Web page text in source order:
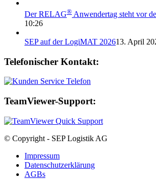
Der RELAG® Anwendertag steht vor
10:26
SEP auf der LogiMAT 202613. April
Telefonischer Kontakt:
TeamViewer-Support:
© Copyright - SEP Logistik AG
Impressum
Datenschutzerklärung
AGBs